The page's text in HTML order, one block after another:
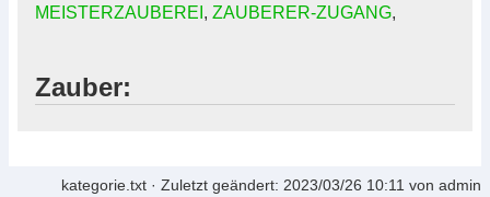
MEISTERZAUBEREI , ZAUBERER-ZUGANG,
Zauber:
kategorie.txt · Zuletzt geändert: 2023/03/26 10:11 von admin